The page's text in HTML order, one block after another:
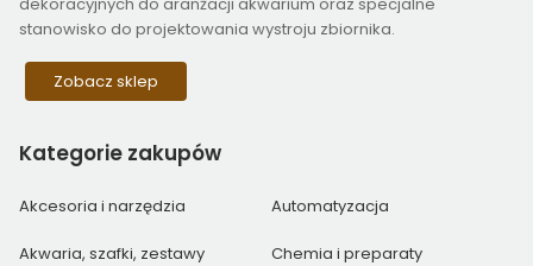
stanowisko do projektowania wystroju zbiornika.
Zobacz sklep
Kategorie zakupów
Akcesoria i narzędzia Automatyzacja
Akwaria, szafki, zestawy Chemia i preparaty